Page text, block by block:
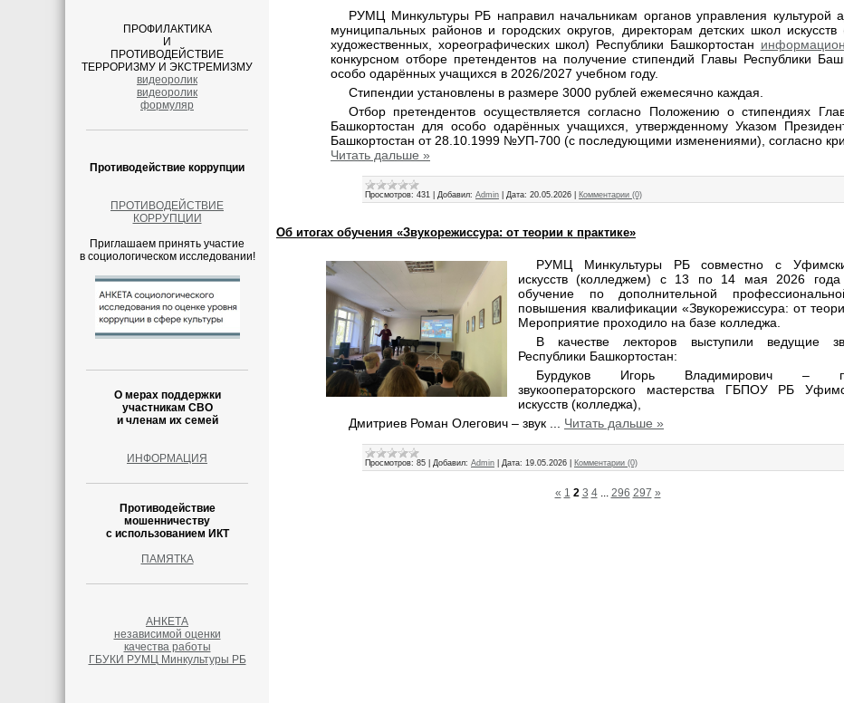
ПРОФИЛАКТИКА
И
ПРОТИВОДЕЙСТВИЕ
ТЕРРОРИЗМУ И ЭКСТРЕМИЗМУ
видеоролик
видеоролик
формуляр
Противодействие коррупции
ПРОТИВОДЕЙСТВИЕ
КОРРУПЦИИ
Приглашаем принять участие
в социологическом исследовании!
О мерах поддержки
участникам СВО
и членам их семей
ИНФОРМАЦИЯ
Противодействие
мошенничеству
с использованием ИКТ
ПАМЯТКА
АНКЕТА
независимой оценки
качества работы
ГБУКИ РУМЦ Минкультуры РБ
РУМЦ Минкультуры РБ направил начальникам органов управления культурой
муниципальных районов и городских округов, директорам детских школ искусств
художественных, хореографических школ) Республики Башкортостан
конкурсном отборе претендентов на получение стипендий Главы Республики
особо одарённых учащихся в 2026/2027 учебном году.
Стипендии установлены в размере 3000 рублей ежемесячно каждая.
Отбор претендентов осуществляется согласно Положению о стипендиях
Башкортостан для особо одарённых учащихся, утвержденному Указом
Башкортостан от 28.10.1999 №УП-700 (с последующими изменениями), согласно
Читать дальше »
Просмотров: 431 Добавил: Admin Дата: 20.05.2026 Комментарии (0)
Об итогах обучения «Звукорежиссура: от теории к практике»
РУМЦ Минкультуры РБ совместно с
искусств (колледжем) с 13 по 14 мая 2026 года
обучение по дополнительной
повышения квалификации «Звукорежиссура: от
Мероприятие проходило на базе колледжа.
В качестве лекторов выступили ведущие
Республики Башкортостан:
Бурдуков Игорь Владимирович –
звукооператорского мастерства ГБПОУ РБ
искусств (колледжа),
Дмитриев Роман Олегович – звук
Читать дальше »
Просмотров: 85 Добавил: Admin Дата: 19.05.2026 Комментарии (0)
« 1 2 3 4 ... 296 297 »